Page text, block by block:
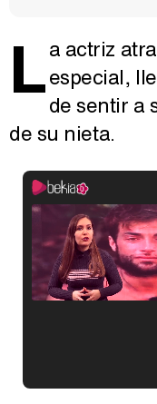
La actriz
especial,
de sentir a
de su nieta.